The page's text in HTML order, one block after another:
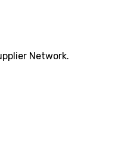
Network.